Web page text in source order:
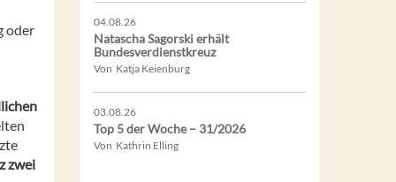
oder
zwei
04.08.26
Natascha Sagorski erhält
Bundesverdienstkreuz
Von Katja Keienburg
03.08.26
Top 5 der Woche – 31/2026
Von Kathrin Elling